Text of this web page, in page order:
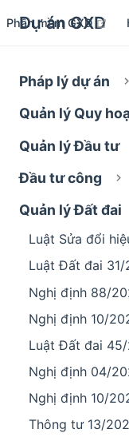
Dự án GXD
Phần mềm GXD
Pháp lý dự án
Quản lý Quy
Quản lý Đầu tư
Đầu tư công
Quản lý Đất đai
Luật Sửa đổi
Luật Đất đai 31/
Nghị định 88/
Nghị định 10/
Luật Đất đai 45/
Nghị định 04/
Nghị định 10/
Thông tư 13/